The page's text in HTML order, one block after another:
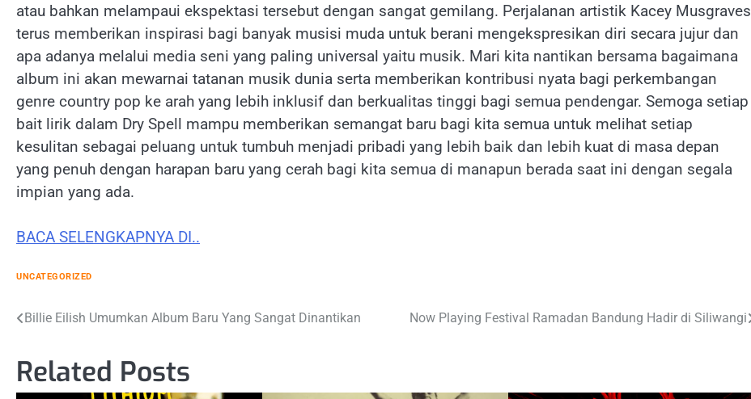
atau bahkan melampaui ekspektasi tersebut dengan sangat gemilang. Perjalanan artistik Kacey Musgraves
terus memberikan inspirasi bagi banyak musisi muda untuk berani mengekspresikan diri secara jujur dan
apa adanya melalui media seni yang paling universal yaitu musik. Mari kita nantikan bersama bagaimana
album ini akan mewarnai tatanan musik dunia serta memberikan kontribusi nyata bagi perkembangan
genre country pop ke arah yang lebih inklusif dan berkualitas tinggi bagi semua pendengar. Semoga setiap
bait lirik dalam Dry Spell mampu memberikan semangat baru bagi kita semua untuk melihat setiap
kesulitan sebagai peluang untuk tumbuh menjadi pribadi yang lebih baik dan lebih kuat di masa depan
yang penuh dengan harapan baru yang cerah bagi kita semua di manapun berada saat ini dengan segala
impian yang ada.
BACA SELENGKAPNYA DI..
UNCATEGORIZED
Post
Billie Eilish Umumkan Album Baru Yang Sangat Dinantikan Now Playing Festival Ramadan Bandung Hadir di Siliwangi
Related Posts